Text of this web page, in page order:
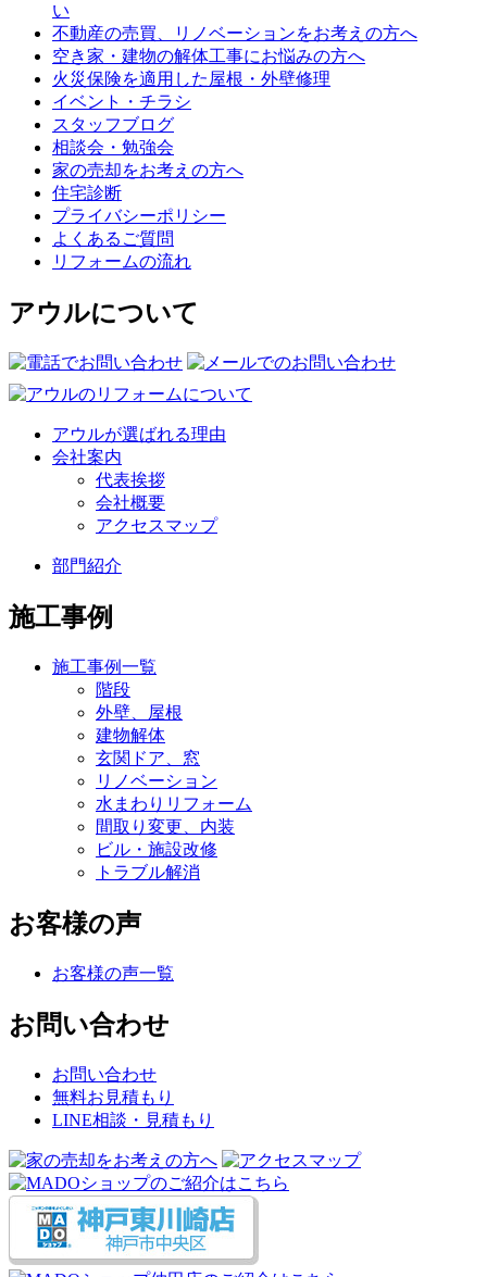
い
不動産の売買、リノベーションをお考えの方へ
空き家・建物の解体工事にお悩みの方へ
火災保険を適用した屋根・外壁修理
イベント・チラシ
スタッフブログ
相談会・勉強会
家の売却をお考えの方へ
住宅診断
プライバシーポリシー
よくあるご質問
リフォームの流れ
アウルについて
アウルが選ばれる理由
会社案内
代表挨拶
会社概要
アクセスマップ
部門紹介
施工事例
施工事例一覧
階段
外壁、屋根
建物解体
玄関ドア、窓
リノベーション
水まわりリフォーム
間取り変更、内装
ビル・施設改修
トラブル解消
お客様の声
お客様の声一覧
お問い合わせ
お問い合わせ
無料お見積もり
LINE相談・見積もり